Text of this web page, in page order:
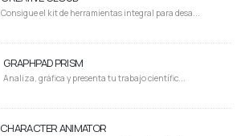
Consigue el kit de herramientas integral para desa...
GRAPHPAD PRISM
Analiza, gráfica y presenta tu trabajo científic...
CHARACTER ANIMATOR